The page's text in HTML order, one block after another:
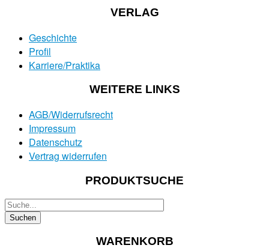
VERLAG
Geschichte
Profil
Karriere/Praktika
WEITERE LINKS
AGB/Widerrufsrecht
Impressum
Datenschutz
Vertrag widerrufen
PRODUKTSUCHE
WARENKORB